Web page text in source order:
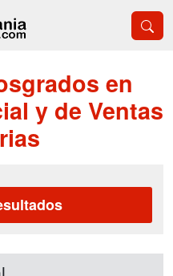
en
y de Ventas